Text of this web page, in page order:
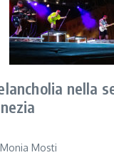
nella
Mosti